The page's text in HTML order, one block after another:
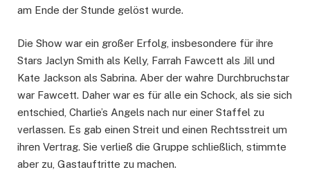
am Ende der Stunde gelöst wurde.
Die Show war ein großer Erfolg, insbesondere für ihre
Stars Jaclyn Smith als Kelly, Farrah Fawcett als Jill und
Kate Jackson als Sabrina. Aber der wahre Durchbruchstar
war Fawcett. Daher war es für alle ein Schock, als sie sich
entschied, Charlie’s Angels nach nur einer Staffel zu
verlassen. Es gab einen Streit und einen Rechtsstreit um
ihren Vertrag. Sie verließ die Gruppe schließlich, stimmte
aber zu, Gastauftritte zu machen.